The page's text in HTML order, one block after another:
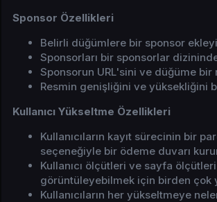
Sponsor Özellikleri
Belirli düğümlere bir sponsor
Sponsorları bir sponsorlar
Sponsorun URL'sini ve düğüme bir
Resmin genişliğini ve yüksekliğini
Kullanıcı Yükseltme Özellikleri
Kullanıcıların kayıt sürecinin bir
seçeneğiyle bir ödeme duvarı
Kullanıcı ölçütleri ve sayfa
görüntüleyebilmek için birden çok
Kullanıcıların her yükseltmeye